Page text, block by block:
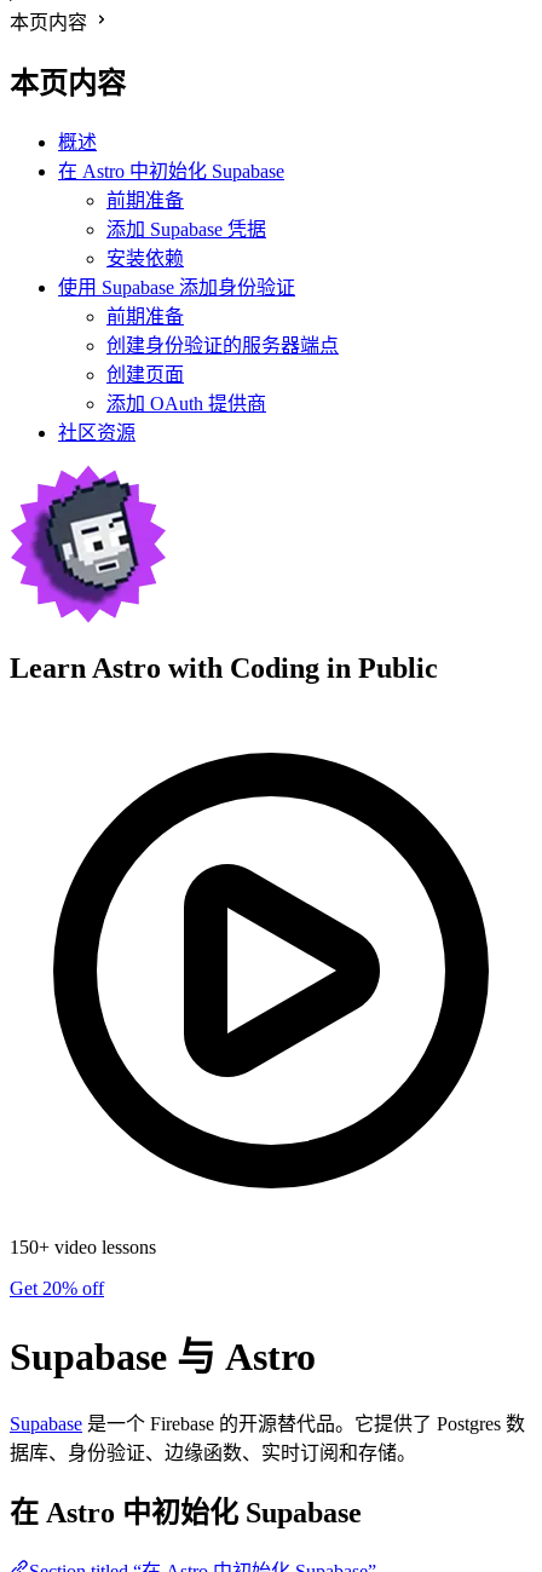
本页内容
本页内容
概述
在 Astro 中初始化 Supabase
前期准备
添加 Supabase 凭据
安装依赖
使用 Supabase 添加身份验证
前期准备
创建身份验证的服务器端点
创建页面
添加 OAuth 提供商
社区资源
Learn Astro with Coding in Public
150+ video lessons
Get 20% off
Supabase 与 Astro
Supabase 是一个 Firebase 的开源替代品。它提供了 Postgres 数
据库、身份验证、边缘函数、实时订阅和存储。
在 Astro 中初始化 Supabase